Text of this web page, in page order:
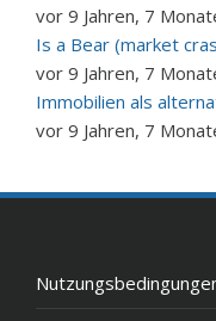
vor 9 Jahren, 7
Is a Bear (market
vor 9 Jahren, 7
Immobilien als
vor 9 Jahren, 7